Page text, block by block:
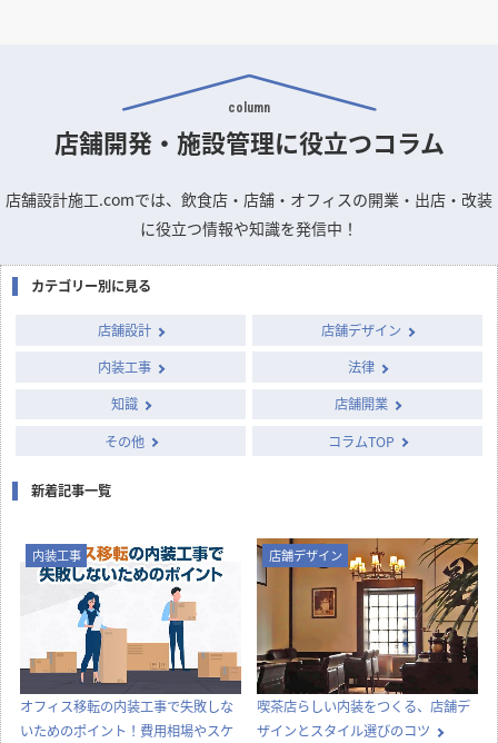
column
店舗開発・施設管理に役立つコラム
店舗設計施工.comでは、飲食店・店舗・オフィスの開業・出店・改装
に役立つ情報や知識を発信中！
カテゴリー別に見る
店舗設計
店舗デザイン
内装工事
法律
知識
店舗開業
その他
コラムTOP
新着記事一覧
内装工事
オフィス移転の内装工事で失敗しな
いためのポイント！費用相場やスケ
店舗デザイン
喫茶店らしい内装をつくる、店舗デ
ザインとスタイル選びのコツ